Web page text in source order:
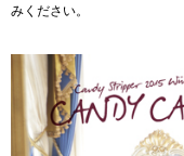
みください。